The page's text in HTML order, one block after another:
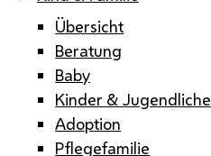
Übersicht
Beratung
Baby
Kinder & Jugendliche
Adoption
Pflegefamilie